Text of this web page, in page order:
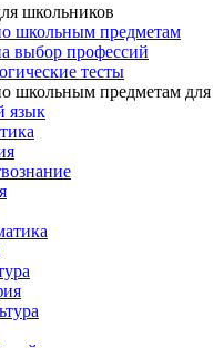
школьников
школьным предметам
выбор профессий
тесты
школьным предметам для
язык